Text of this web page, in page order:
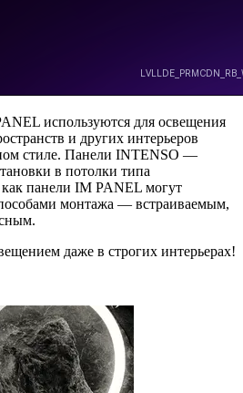
используются для освещения
и других интерьеров
стиле. Панели INTENSO —
в потолки типа
панели IM PANEL могут
монтажа — встраиваемым,
даже в строгих интерьерах!